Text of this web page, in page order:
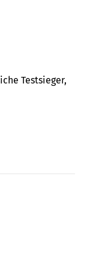
Testsieger,